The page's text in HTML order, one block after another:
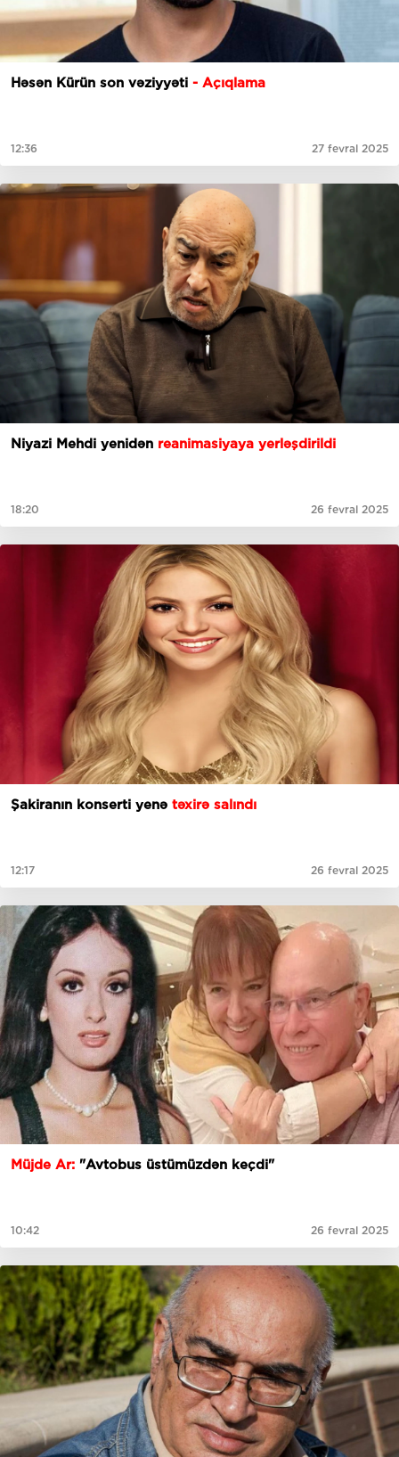
Həsən Kürün son vəziyyəti - Açıqlama
12:36 27 fevral 2025
Niyazi Mehdi yenidən reanimasiyaya yerləşdirildi
18:20 26 fevral 2025
Şakiranın konserti yenə təxirə salındı
12:17 26 fevral 2025
Müjde Ar: "Avtobus üstümüzdən keçdi"
10:42 26 fevral 2025